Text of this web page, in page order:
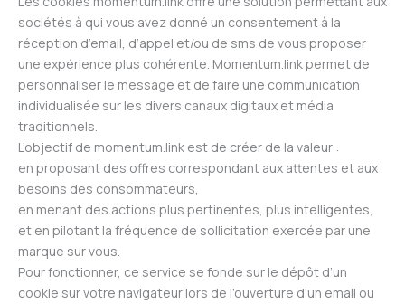
sociétés à qui vous avez donné un consentement à la
réception d’email, d’appel et/ou de sms de vous proposer
une expérience plus cohérente. Momentum.link permet de
personnaliser le message et de faire une communication
individualisée sur les divers canaux digitaux et média
traditionnels.
L’objectif de momentum.link est de créer de la valeur :
en proposant des offres correspondant aux attentes et aux
besoins des consommateurs,
en menant des actions plus pertinentes, plus intelligentes,
et en pilotant la fréquence de sollicitation exercée par une
marque sur vous.
Pour fonctionner​,​ ce service se fonde sur le dépôt d’un
cookie sur votre navigateur lors de l’ouverture d’un email ou